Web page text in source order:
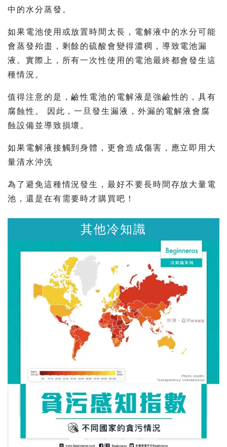
中的水分蒸發。
如果電池使用或放置時間太長，電解液中的水分可能
會蒸發殆盡，剩餘的硫酸會變得濃稠，導致電池漏
液。實際上，所有一次性使用的電池最終都會發生這
種情況。
值得注意的是，鹼性電池的電解液是強鹼性的，具有
腐蝕性。 因此，一旦發生漏液，外漏的電解液會腐
蝕設備並導致損壞。
如果電解液接觸到身體，更會造成傷害，應立即用大
量清水沖洗
為了避免這種情況發生，最好不要長時間存放大量電
池，還是在有需要時才購買吧！